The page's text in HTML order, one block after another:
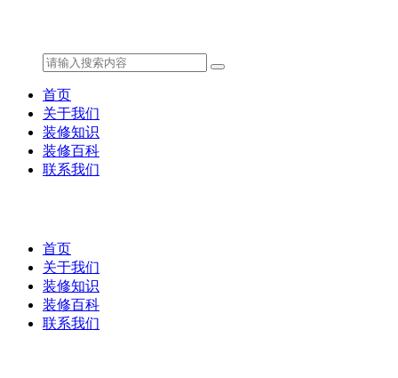
首页
关于我们
装修知识
装修百科
联系我们
首页
关于我们
装修知识
装修百科
联系我们